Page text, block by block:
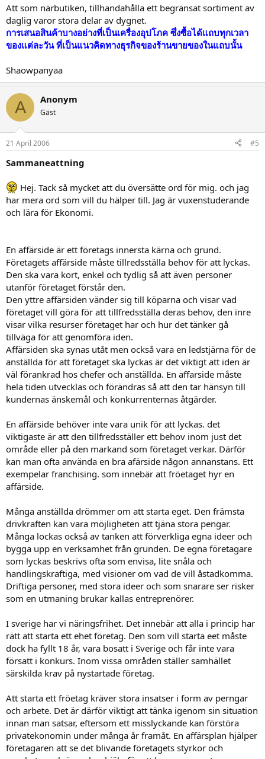
Att som närbutiken, tillhandahålla ett begränsat sortiment av
daglig varor stora delar av dygnet.
การเสนอสินค้าบางอย่างที่เป็นเครื่องอุปโภค ซึ่งซื้อได้แถบทุกเวลา
ของแต่ละวัน ที่เป็นแนวคิดทางธุรกิจของร้านขายของในแถบนั้น
Shaowpanyaa
A Anonym
Gäst
21 April 2006 #5
Sammaneattning
Hej. Tack så mycket att du översätte ord för mig. och jag
har mera ord som vill du hälper till. Jag är vuxenstuderande
och lära för Ekonomi.
En affärside är ett företags innersta kärna och grund.
Företagets affärside måste tillredsställa behov för att lyckas.
Den ska vara kort, enkel och tydlig så att även personer
utanför företaget förstår den.
Den yttre affärsiden vänder sig till köparna och visar vad
företaget vill göra för att tillfredsställa deras behov, den inre
visar vilka resurser företaget har och hur det tänker gå
tillväga för att genomföra iden.
Affärsiden ska synas utåt men också vara en ledstjärna för de
anställda för att företaget ska lyckas är det viktigt att iden är
väl förankrad hos chefer och anställda. En affarside måste
hela tiden utvecklas och förändras så att den tar hänsyn till
kundernas änskemål och konkurrenternas åtgärder.
En affärside behöver inte vara unik för att lyckas. det
viktigaste är att den tillfredsställer ett behov inom just det
område eller på den markand som företaget verkar. Därför
kan man ofta använda en bra afärside någon annanstans. Ett
exempelar franchising. som innebär att fröetaget hyr en
affärside.
Många anställda drömmer om att starta eget. Den främsta
drivkraften kan vara möjligheten att tjäna stora pengar.
Många lockas också av tanken att förverkliga egna ideer och
bygga upp en verksamhet från grunden. De egna företagare
som lyckas beskrivs ofta som envisa, lite snåla och
handlingskraftiga, med visioner om vad de vill åstadkomma.
Driftiga personer, med stora ideer och som snarare ser risker
som en utmaning brukar kallas entreprenörer.
I sverige har vi näringsfrihet. Det innebär att alla i princip har
rätt att starta ett ehet företag. Den som vill starta eet måste
dock ha fyllt 18 år, vara bosatt i Sverige och får inte vara
försatt i konkurs. Inom vissa områden ställer samhället
särskilda krav på nystartade företag.
Att starta ett fröetag kräver stora insatser i form av perngar
och arbete. Det är därför viktigt att tänka igenom sin situation
innan man satsar, eftersom ett misslyckande kan förstöra
privatekonomin under många år framåt. En affärsplan hjälper
företagaren att se det blivande företagets styrkor och